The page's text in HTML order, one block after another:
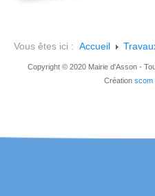
Vous êtes ici : Accueil
Copyright © 2020 Mairie d'Asson -
Création scom